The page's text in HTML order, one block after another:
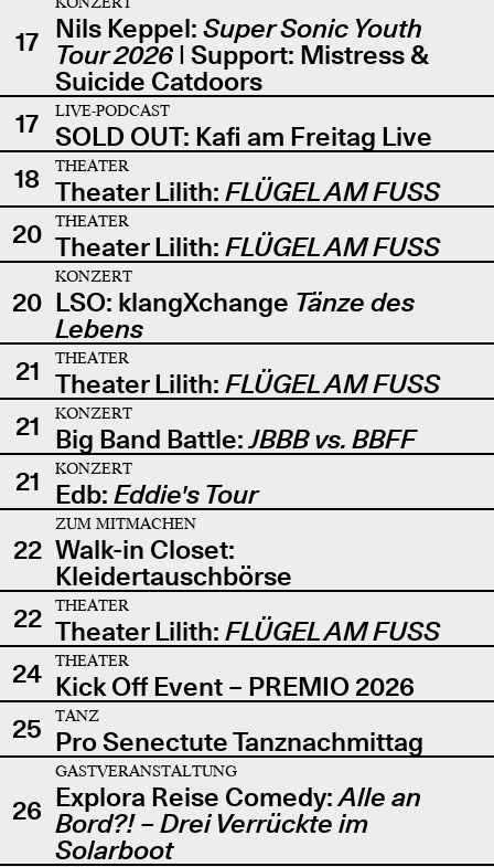
17 Nils Keppel: Super Sonic Youth
Tour 2026| Support: Mistress &
Suicide Catdoors
17
LIVE-PODCAST
SOLD OUT: Kafi am Freitag Live
18
THEATER
Theater Lilith: FLÜGEL AM FUSS
20
THEATER
Theater Lilith: FLÜGEL AM FUSS
20
KONZERT
LSO: klangXchange Tänze des
Lebens
21
THEATER
Theater Lilith: FLÜGEL AM FUSS
21
KONZERT
Big Band Battle:JBBB vs. BBFF
21
KONZERT
Edb: Eddie's Tour
22
ZUM MITMACHEN
Walk-in Closet:
Kleidertauschbörse
22
THEATER
Theater Lilith: FLÜGEL AM FUSS
24
THEATER
Kick Off Event – PREMIO 2026
25
TANZ
Pro Senectute Tanznachmittag
26
GASTVERANSTALTUNG
Explora Reise Comedy:Alle an
Bord?! – Drei Verrückte im
Solarboot